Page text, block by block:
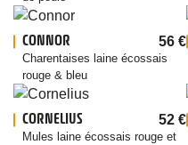
CONNOR 56 €
Charentaises laine écossais
rouge & bleu
CORNELIUS 52 €
Mules laine écossais rouge et